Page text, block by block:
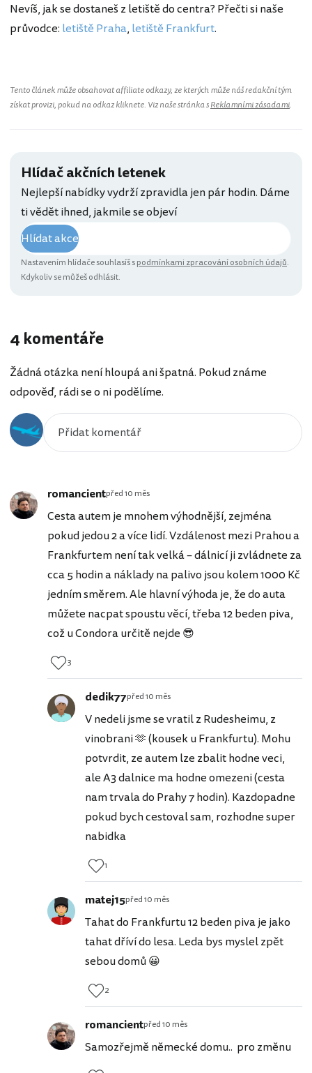
Nevíš, jak se dostaneš z letiště do centra? Přečti si naše
průvodce: letiště Praha, letiště Frankfurt.
Tento článek může obsahovat affiliate odkazy, ze kterých může náš redakční tým
získat provizi, pokud na odkaz kliknete. Viz naše stránka sReklamními zásadami.
Hlídač akčních letenek
Nejlepší nabídky vydrží zpravidla jen pár hodin. Dáme
ti vědět ihned, jakmile se objeví
Hlídat akce
Nastavením hlídače souhlasíš spodmínkami zpracování osobních údajů.
Kdykoliv se můžeš odhlásit.
4 komentáře
Žádná otázka není hloupá ani špatná. Pokud známe
odpověď, rádi se o ni podělíme.
romancientpřed 10 měs
Cesta autem je mnohem výhodnější, zejména
pokud jedou 2 a více lidí. Vzdálenost mezi Prahou a
Frankfurtem není tak velká – dálnicí ji zvládnete za
cca 5 hodin a náklady na palivo jsou kolem 1000 Kč
jedním směrem. Ale hlavní výhoda je, že do auta
můžete nacpat spoustu věcí, třeba 12 beden piva,
což u Condora určitě nejde 😎
3
dedik77před 10 měs
V nedeli jsme se vratil z Rudesheimu, z
vinobrani 🫶 (kousek u Frankfurtu). Mohu
potvrdit, ze autem lze zbalit hodne veci,
ale A3 dalnice ma hodne omezeni (cesta
nam trvala do Prahy 7 hodin). Kazdopadne
pokud bych cestoval sam, rozhodne super
nabidka
1
matej15před 10 měs
Tahat do Frankfurtu 12 beden piva je jako
tahat dříví do lesa. Leda bys myslel zpět
sebou domů 😀
2
romancientpřed 10 měs
Samozřejmě německé domu.. pro změnu